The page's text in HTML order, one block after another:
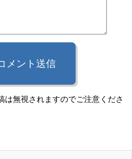
メント送信
は無視されますのでご注意くださ